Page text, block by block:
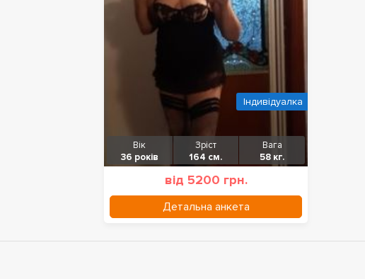
Вік
36 років
Зріст
164 см.
Вага
58 кг.
від 5200 грн.
Детальна анкета
Індивідуалка